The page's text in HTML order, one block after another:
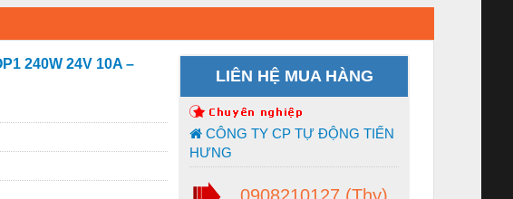
240W 24V 10A –
LIÊN HỆ MUA HÀNG
CÔNG TY CP TỰ ĐỘNG TIẾN
HƯNG
0908210127 (Thy)